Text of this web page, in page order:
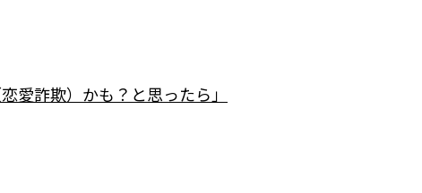
愛詐欺）かも？と思ったら」